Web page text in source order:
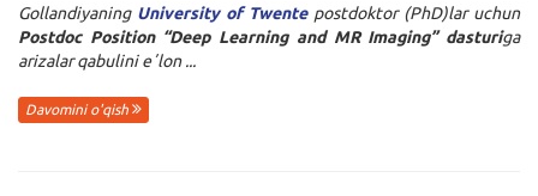
Gollandiyaning University of Twentepostdoktor (PhD)lar uchun
Postdoc Position “Deep Learning and MR Imaging” dasturiga
arizalar qabulini eʼlon ...
Davomini o'qish